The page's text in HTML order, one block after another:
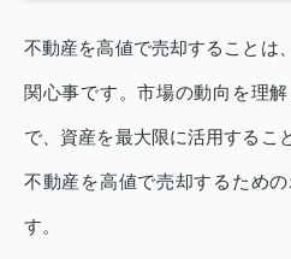
不動産を高値で売却することは
関心事です。市場の動向を理
で、資産を最大限に活用するこ
不動産を高値で売却するため
す。